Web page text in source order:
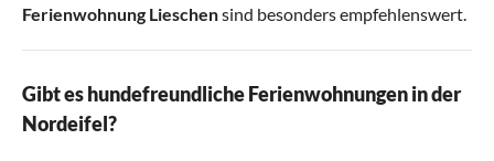
Ferienwohnung Lieschensind besonders empfehlenswert.
Gibt es hundefreundliche Ferienwohnungen in der
Nordeifel?